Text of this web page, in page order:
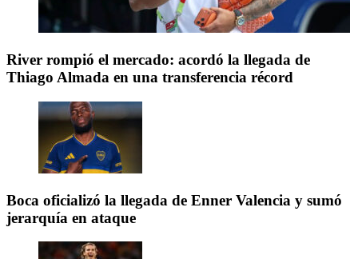
River rompió el mercado: acordó la llegada de
Thiago Almada en una transferencia récord
Boca oficializó la llegada de Enner Valencia y sumó
jerarquía en ataque